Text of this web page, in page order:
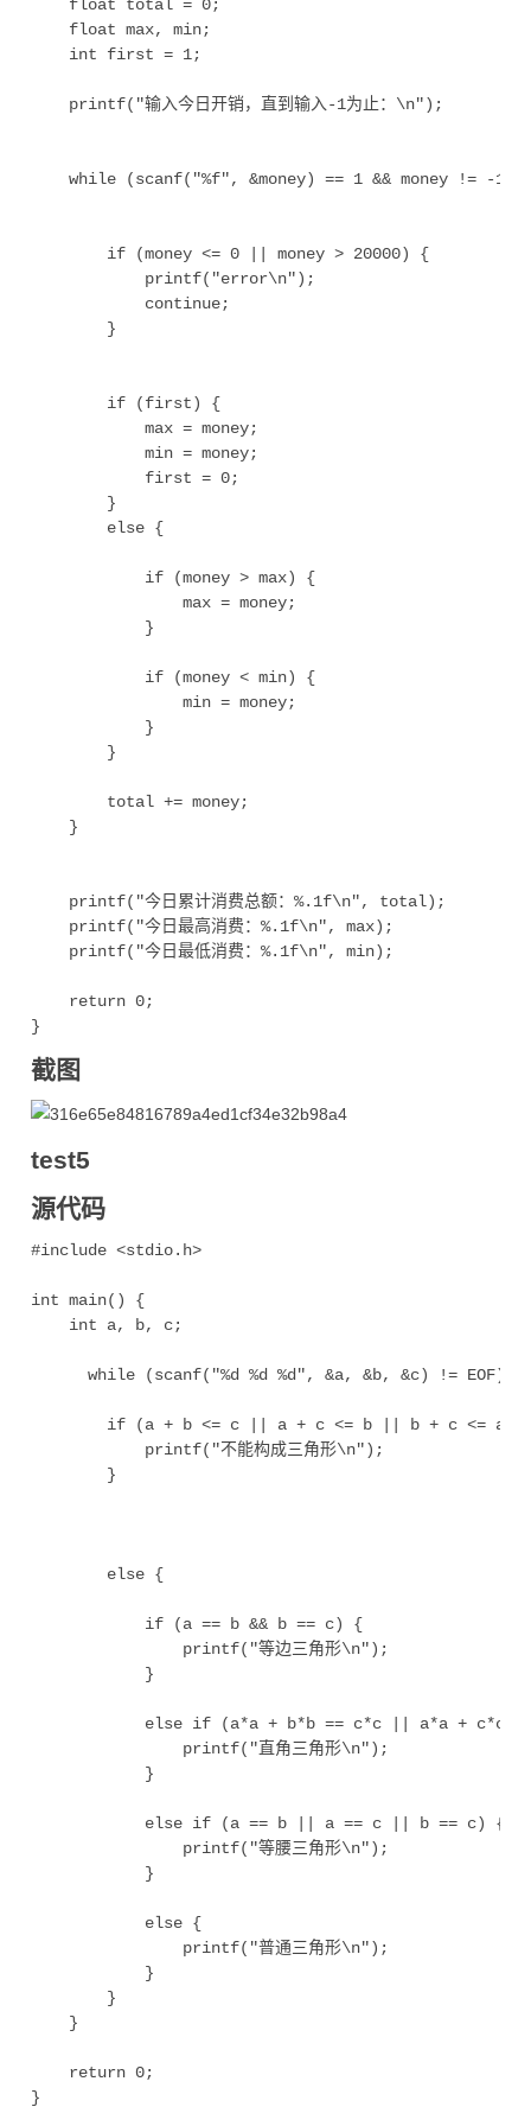
    float total = 0;
    float max, min;
    int first = 1;
    printf("输入今日开销，直到输入-1为止：\n");
while (scanf("%f", &money) == 1 && money != -1)
        if (money <= 0 || money > 20000) {
            printf("error\n");
            continue;
        }
        if (first) {
            max = money;
            min = money;
            first = 0;
        }
        else {
            if (money > max) {
                max = money;
            }
            if (money < min) {
                min = money;
            }
        }
        total += money;
    }
    printf("今日累计消费总额：%.1f\n", total);
    printf("今日最高消费：%.1f\n", max);
    printf("今日最低消费：%.1f\n", min);
    return 0;
截图
test5
源代码
#include <stdio.h>
int main() {
    int a, b, c;
      while (scanf("%d %d %d", &a, &b, &c) != EOF) {
if (a + b <= c || a + c <= b || b + c <= a
            printf("不能构成三角形\n");
        }
        else {
            if (a == b && b == c) {
                printf("等边三角形\n");
            }
else if (a*a + b*b == c*c || a*a + c*c
                printf("直角三角形\n");
            }
            else if (a == b || a == c || b == c) {
                printf("等腰三角形\n");
            }
            else {
                printf("普通三角形\n");
            }
        }
    }
    return 0;